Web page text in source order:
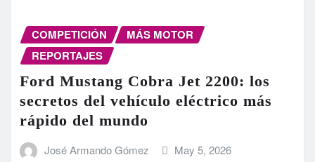
COMPETICIÓN
MÁS MOTOR
REPORTAJES
Ford Mustang Cobra Jet 2200: los
secretos del vehículo eléctrico más
rápido del mundo
José Armando Gómez May 5, 2026